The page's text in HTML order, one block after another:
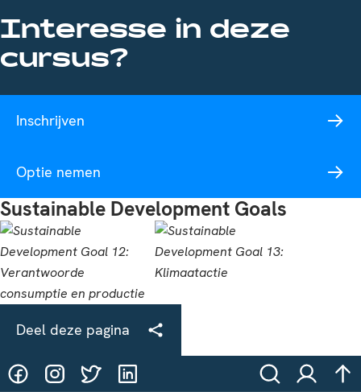
Interesse in deze
cursus?
Inschrijven
Optie nemen
Sustainable Development Goals
Deel deze pagina
@HASgreenacademy
@HASgreenacademy
@greenacademyHAS
@HASgreenacademy ZoekenInloggen